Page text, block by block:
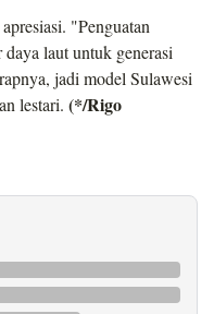
"Penguatan
laut untuk generasi
jadi model Sulawesi
lestari. (*/Rigo